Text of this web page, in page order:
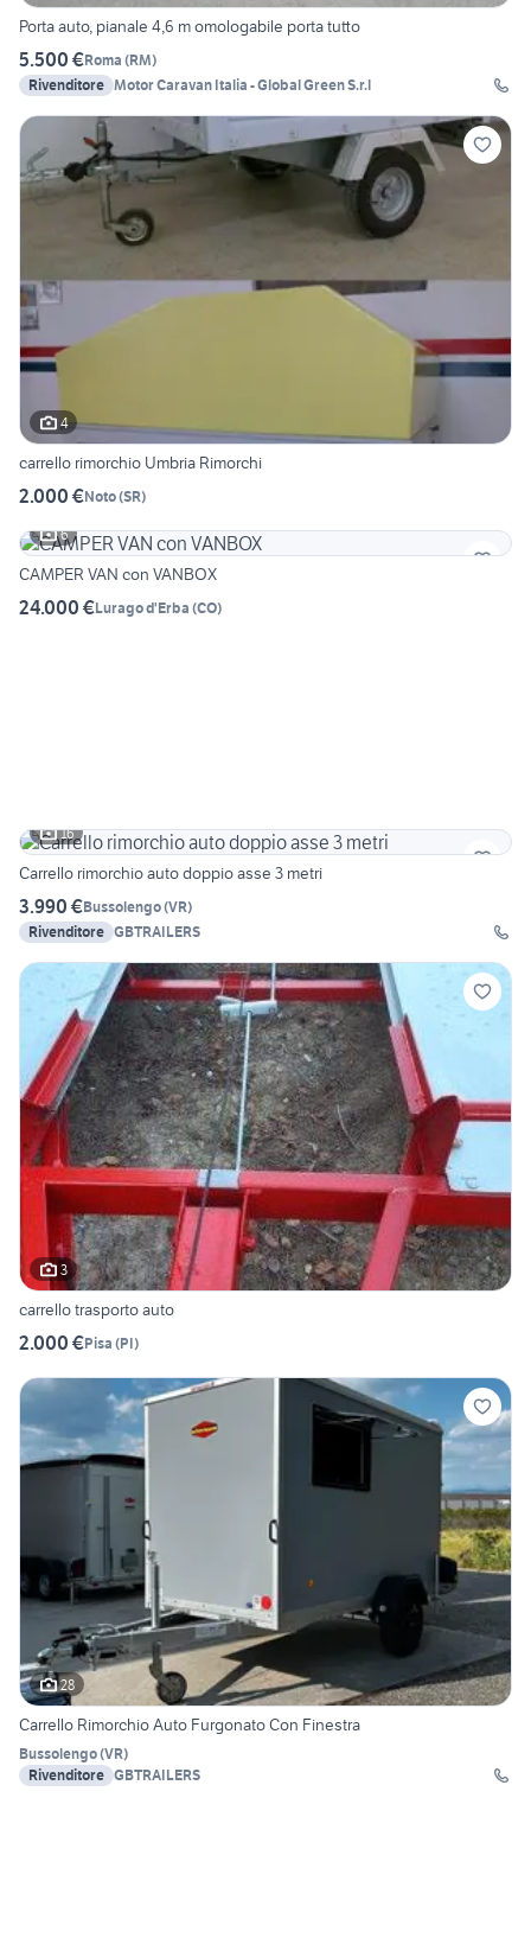
Porta auto, pianale 4,6 m omologabile porta tutto
5.500 €Roma (RM)
Rivenditore Motor Caravan Italia - Global Green S.r.l
4
carrello rimorchio Umbria Rimorchi
2.000 €Noto(SR)
6
CAMPER VAN con VANBOX
24.000 €Lurago d'Erba (CO)
16
Carrello rimorchio auto doppio asse 3 metri
3.990 €Bussolengo(VR)
Rivenditore GBTRAILERS
3
carrello trasporto auto
2.000 €Pisa (PI)
28
Carrello Rimorchio Auto Furgonato Con Finestra
Bussolengo(VR)
Rivenditore GBTRAILERS